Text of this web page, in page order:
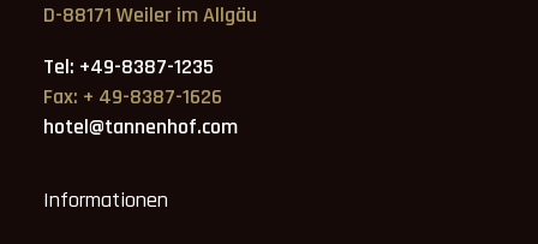
D-88171 Weiler im Allgäu
Tel: +49-8387-1235
Fax: + 49-8387-1626
hotel@tannenhof.com
Informationen